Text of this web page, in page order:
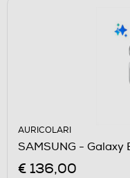
AURICOLARI
SAMSUNG - Galaxy
€ 136,00